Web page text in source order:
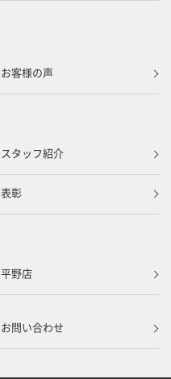
お客様の声
スタッフ紹介
表彰
平野店
お問い合わせ